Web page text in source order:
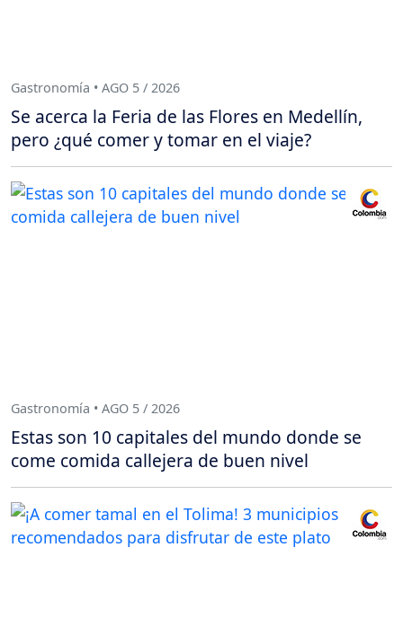
Gastronomía • AGO 5 / 2026
Se acerca la Feria de las Flores en Medellín,
pero ¿qué comer y tomar en el viaje?
Gastronomía • AGO 5 / 2026
Estas son 10 capitales del mundo donde se
come comida callejera de buen nivel